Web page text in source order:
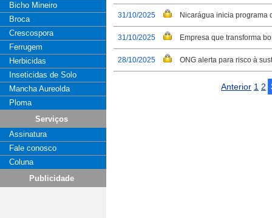
Bicho Mineiro
Broca
Crescospora
Ferrugem
Herbicidas
Inseticidas de Solo
Mancha Aureolda
Ploma
Serviços
Assinatura
Fale conosco
Coluna
Publicidade
31/10/2025 Nicarágua inicia programa
31/10/2025 Empresa que transforma
28/10/2025 ONG alerta para risco à
Anterior 1 2